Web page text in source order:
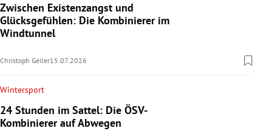
Zwischen Existenzangst und
Glücksgefühlen: Die Kombinierer im
Windtunnel
Christoph Geiler15.07.2026
Wintersport
24 Stunden im Sattel: Die ÖSV-
Kombinierer auf Abwegen